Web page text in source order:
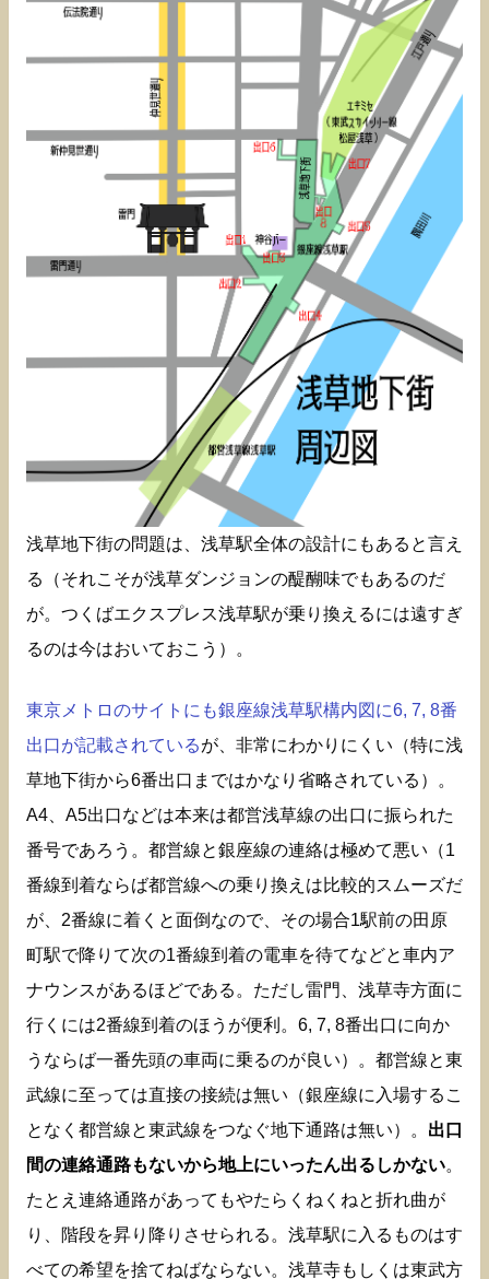
浅草地下街の問題は、浅草駅全体の設計にもあると言え
る（それこそが浅草ダンジョンの醍醐味でもあるのだ
が。つくばエクスプレス浅草駅が乗り換えるには遠すぎ
るのは今はおいておこう）。
東京メトロのサイトにも銀座線浅草駅構内図に6, 7, 8番
出口が記載されているが、非常にわかりにくい（特に浅
草地下街から6番出口まではかなり省略されている）。
A4、A5出口などは本来は都営浅草線の出口に振られた
番号であろう。都営線と銀座線の連絡は極めて悪い（1
番線到着ならば都営線への乗り換えは比較的スムーズだ
が、2番線に着くと面倒なので、その場合1駅前の田原
町駅で降りて次の1番線到着の電車を待てなどと車内ア
ナウンスがあるほどである。ただし雷門、浅草寺方面に
行くには2番線到着のほうが便利。6, 7, 8番出口に向か
うならば一番先頭の車両に乗るのが良い）。都営線と東
武線に至っては直接の接続は無い（銀座線に入場するこ
となく都営線と東武線をつなぐ地下通路は無い）。 出口
間の連絡通路もないから地上にいったん出るしかない。
たとえ連絡通路があってもやたらくねくねと折れ曲が
り、階段を昇り降りさせられる。浅草駅に入るものはす
べての希望を捨てねばならない。浅草寺もしくは東武方